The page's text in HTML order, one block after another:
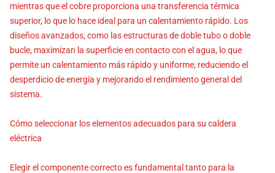
mientras que el cobre proporciona una transferencia térmica
superior, lo que lo hace ideal para un calentamiento rápido. Los
diseños avanzados, como las estructuras de doble tubo o doble
bucle, maximizan la superficie en contacto con el agua, lo que
permite un calentamiento más rápido y uniforme, reduciendo el
desperdicio de energía y mejorando el rendimiento general del
sistema.
Cómo seleccionar los elementos adecuados para su caldera
eléctrica
Elegir el componente correcto es fundamental tanto para la